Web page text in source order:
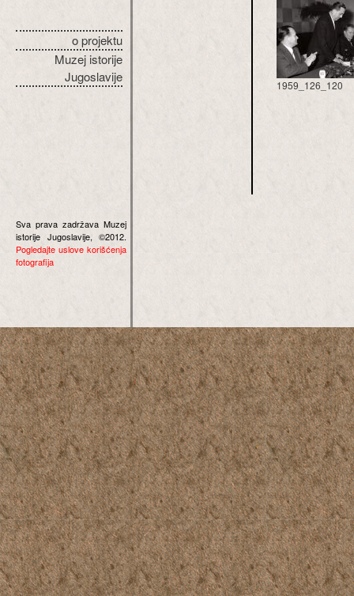
o projektu
Muzej istorije
Jugoslavije
Sva prava zadržava Muzej
istorije Jugoslavije, ©2012.
Pogledajte uslove korišćenja
fotografija
1959_126_120